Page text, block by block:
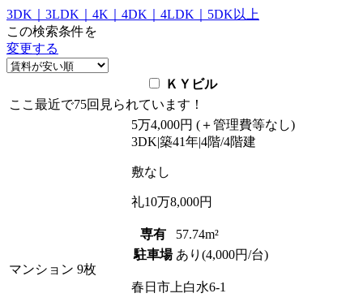
3DK 3LDK 4K 4DK 4LDK
5DK以上
この検索条件を
変更する
ＫＹビル
ここ最近で75回 見られています！
マンション 9枚
5万4,000円 (＋管理費等なし)
3DK|築41年|4階/4階建
敷なし
礼10万8,000円
専有
57.74m²
駐車場 あり(4,000円/台)
春日市上白水6-1